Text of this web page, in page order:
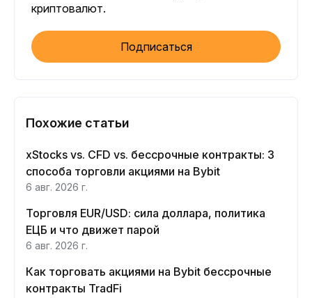
криптовалют.
Подписаться
Похожие статьи
xStocks vs. CFD vs. бессрочные контракты: 3
способа торговли акциями на Bybit
6 авг. 2026 г.
Торговля EUR/USD: сила доллара, политика
ЕЦБ и что движет парой
6 авг. 2026 г.
Как торговать акциями на Bybit бессрочные
контракты TradFi